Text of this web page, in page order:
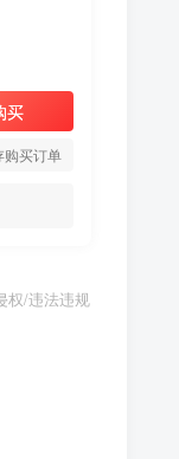
买
购买订单
权/违法违规